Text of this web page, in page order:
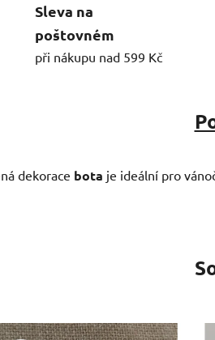
Sleva na
poštovném
při nákupu nad 599 Kč
dekorace bota je ideální pro